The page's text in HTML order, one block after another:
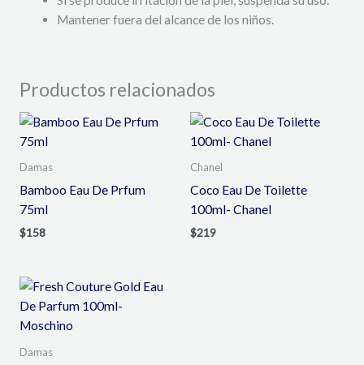
Mantener fuera del alcance de los niños.
Productos relacionados
Damas
Bamboo Eau De Prfum
75ml
$158
Chanel
Coco Eau De Toilette
100ml- Chanel
$219
Damas